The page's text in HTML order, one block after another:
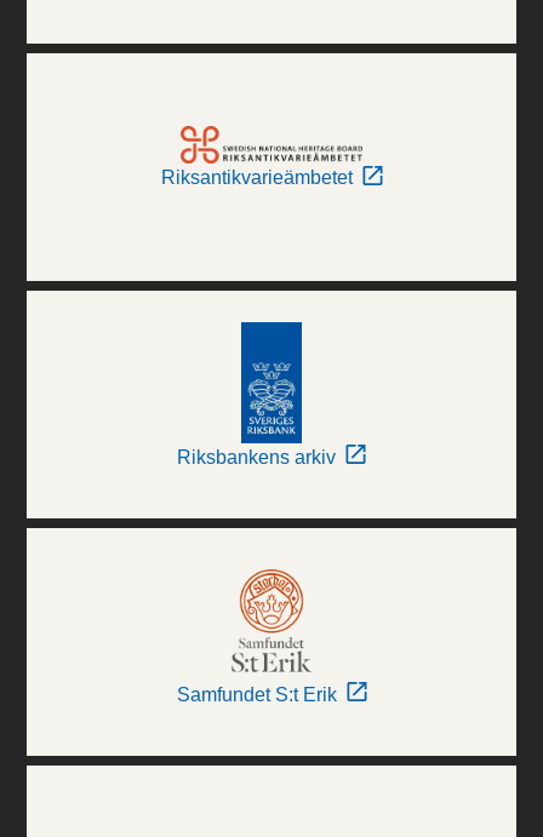
Riksantikvarieämbetet
Riksbankens arkiv
Samfundet S:t Erik